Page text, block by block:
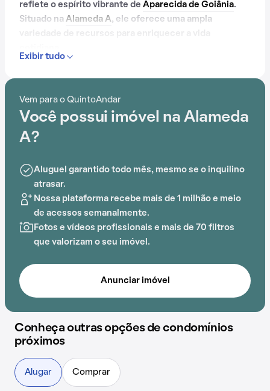
reflete o espírito vibrante de Aparecida de Goiânia.
Situado na Alameda A, ele oferece uma ampla
Com portaria 24 horas, elevador, piscina, salão de
este condomínio é ideal para quem busca conforto e
entretenimento.
Exibir tudo
Vem para o QuintoAndar
Você possui imóvel na Alameda
A?
Aluguel garantido todo mês, mesmo se o inquilino
atrasar.
Nossa plataforma recebe mais de 1 milhão e meio
de acessos semanalmente.
Fotos e vídeos profissionais e mais de 70 filtros
que valorizam o seu imóvel.
Anunciar imóvel
Conheça outras opções de condomínios
próximos
Alugar Comprar